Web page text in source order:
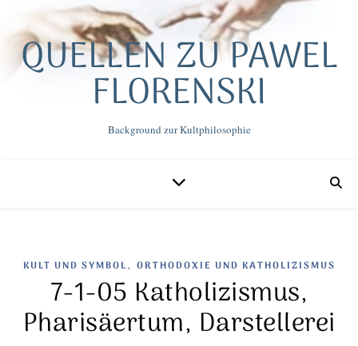
QUELLEN ZU PAWEL
FLORENSKI
Background zur Kultphilosophie
KULT UND SYMBOL, ORTHODOXIE UND KATHOLIZISMUS
7-1-05 Katholizismus,
Pharisäertum, Darstellerei